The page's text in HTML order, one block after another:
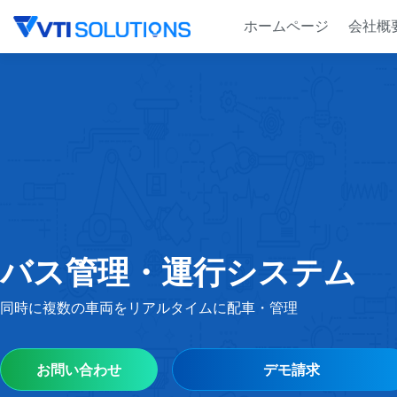
content
ホームページ 会社概
バス管理・運行システム
同時に複数の車両をリアルタイムに配車・管理
お問い合わせ デモ請求